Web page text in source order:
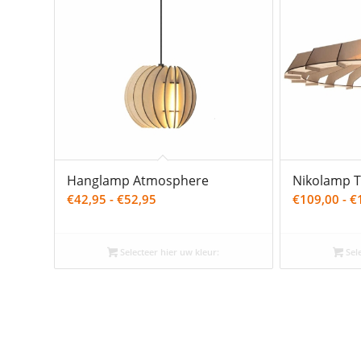
Hanglamp Atmosphere
€42,95 - €52,95
€52,95
Selecteer hier uw kleur:
Nikolamp
€109,00 - €